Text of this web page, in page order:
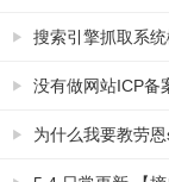
话怎么办？
搜索引擎抓取系
取过程中的策略
没有做网站ICP备
能做app备案吗？
为什么我要教劳